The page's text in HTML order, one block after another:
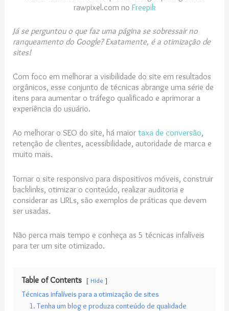
rawpixel.com no Freepik
Já se perguntou o que faz uma página se sobressair no
ranqueamento do Google? Exatamente, é a otimização de
sites!
Com foco em melhorar a visibilidade do site em resultados
orgânicos, esse conjunto de técnicas abrange uma série de
itens para aumentar o tráfego qualificado e aprimorar a
experiência do usuário.
Ao melhorar o SEO do site, há maiortaxa de conversão,
retenção de clientes, acessibilidade, autoridade de marca e
muito mais.
Tornar o site responsivo para dispositivos móveis, construir
backlinks, otimizar o conteúdo, realizar auditoria e
considerar as URLs, são exemplos de práticas que devem
ser usadas.
Não perca mais tempo e conheça as 5 técnicas infalíveis
para ter um site otimizado.
Table of Contents Hide
Técnicas infalíveis para a otimização de sites
1. Tenha um blog e produza conteúdo de qualidade